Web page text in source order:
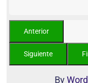
By